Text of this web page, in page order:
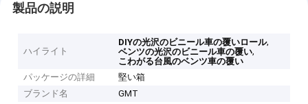
製品の説明
ハイライト
DIYの光沢のビニール車の覆いロール,
ベンツの光沢のビニール車の覆い,
こわがる台風のベンツ車の覆い
パッケージの詳細
堅い箱
ブランド名
GMT